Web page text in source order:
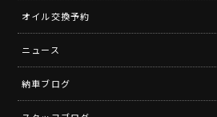
オイル交換予約
ニュース
納車ブログ